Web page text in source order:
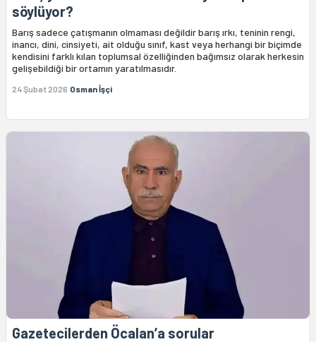
söylüyor?
Barış sadece çatışmanın olmaması değildir barış ırkı, teninin rengi,
inancı, dini, cinsiyeti, ait olduğu sınıf, kast veya herhangi bir biçimde
kendisini farklı kılan toplumsal özelliğinden bağımsız olarak herkesin
gelişebildiği bir ortamın yaratılmasıdır.
24 Şubat 2026 Osman İşçi
Gazetecilerden Öcalan’a sorular